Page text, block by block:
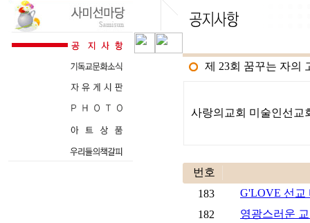
제 23회 꿈꾸는 자의
사랑의교회 미술인선교
번호
183
G'LOVE 선교
182
영광스러운